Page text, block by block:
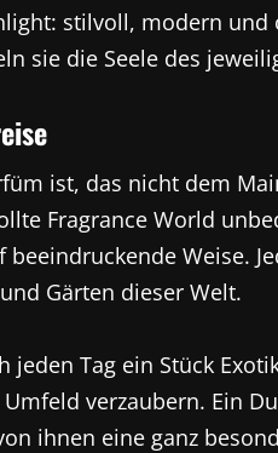
stilvoll, modern
sie die Seele des
ist, das nicht dem
Fragrance World
Weise.
Gärten dieser Welt.
jeden Tag ein Stück
verzaubern. Ein
ihnen eine ganz